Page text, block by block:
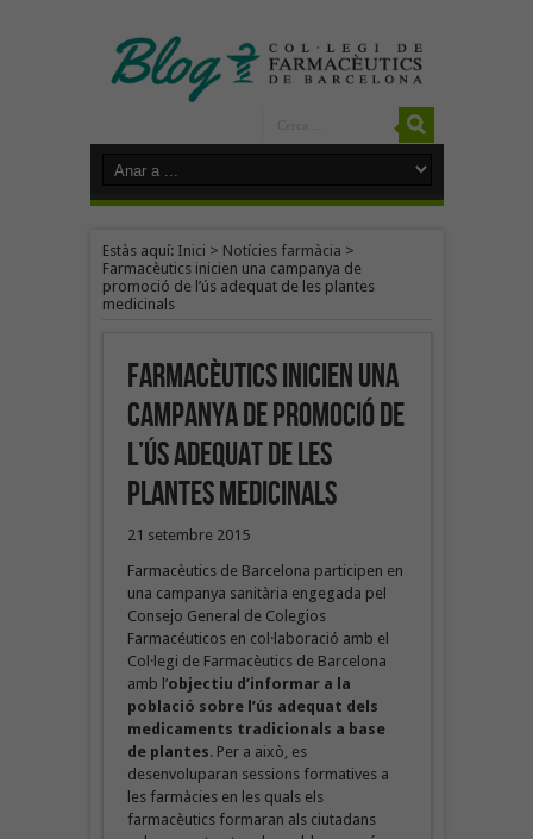
Estàs aquí: Inici > Notícies farmàcia >
Farmacèutics inicien una campanya de
promoció de l’ús adequat de les plantes
medicinals
Farmacèutics inicien una
campanya de promoció de
l’ús adequat de les
plantes medicinals
21 setembre 2015
Farmacèutics de Barcelona participen en
una campanya sanitària engegada pel
Consejo General de Colegios
Farmacéuticos en col·laboració amb el
Col·legi de Farmacèutics de Barcelona
amb l’objectiu d’informar a la
població sobre l’ús adequat dels
medicaments tradicionals a base
de plantes. Per a això, es
desenvoluparan sessions formatives a
les farmàcies en les quals els
farmacèutics formaran als ciutadans